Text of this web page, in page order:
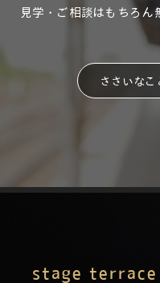
見学・ご相談はもちろん
ささいな
stage terrace